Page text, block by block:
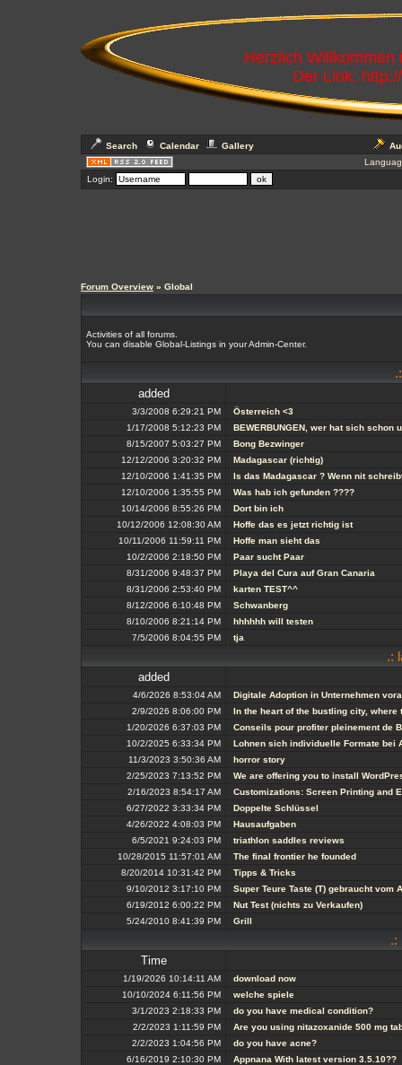
Herzlich
Der Link:
Search Calendar Gallery
Login:
Forum Overview » Global
Activities of all forums.
You can disable Global-Listings in your Admin-Center.
added
3/3/2008 6:29:21 PM
Österreich <3
1/17/2008 5:12:23 PM
BEWERBUNGEN, wer hat sich schon
8/15/2007 5:03:27 PM
Bong Bezwinger
12/12/2006 3:20:32 PM
Madagascar (richtig)
12/10/2006 1:41:35 PM
Is das Madagascar ? Wenn nit
12/10/2006 1:35:55 PM
Was hab ich gefunden ????
10/14/2006 8:55:26 PM
Dort bin ich
10/12/2006 12:08:30 AM
Hoffe das es jetzt richtig ist
10/11/2006 11:59:11 PM
Hoffe man sieht das
10/2/2006 2:18:50 PM
Paar sucht Paar
8/31/2006 9:48:37 PM
Playa del Cura auf Gran Canaria
8/31/2006 2:53:40 PM
karten TEST^^
8/12/2006 6:10:48 PM
Schwanberg
8/10/2006 8:21:14 PM
hhhhhh will testen
7/5/2006 8:04:55 PM
tja
.:
added
4/6/2026 8:53:04 AM
Digitale Adoption in Unternehmen
2/9/2026 8:06:00 PM
In the heart of the bustling city,
1/20/2026 6:37:03 PM
Conseils pour profiter pleinement de
10/2/2025 6:33:34 PM
Lohnen sich individuelle Formate bei
11/3/2023 3:50:36 AM
horror story
2/25/2023 7:13:52 PM
We are offering you to install
2/16/2023 8:54:17 AM
Customizations: Screen Printing and
6/27/2022 3:33:34 PM
Doppelte Schlüssel
4/26/2022 4:08:03 PM
Hausaufgaben
6/5/2021 9:24:03 PM
triathlon saddles reviews
10/28/2015 11:57:01 AM
The final frontier he founded
8/20/2014 10:31:42 PM
Tipps & Tricks
9/10/2012 3:17:10 PM
Super Teure Taste (T) gebraucht vom
6/19/2012 6:00:22 PM
Nut Test (nichts zu Verkaufen)
5/24/2010 8:41:39 PM
Grill
.:
Time
1/19/2026 10:14:11 AM
download now
10/10/2024 6:11:56 PM
welche spiele
3/1/2023 2:18:33 PM
do you have medical condition?
2/2/2023 1:11:59 PM
Are you using nitazoxanide 500 mg
2/2/2023 1:04:56 PM
do you have acne?
6/16/2019 2:10:30 PM
Appnana With latest version 3.5.10??